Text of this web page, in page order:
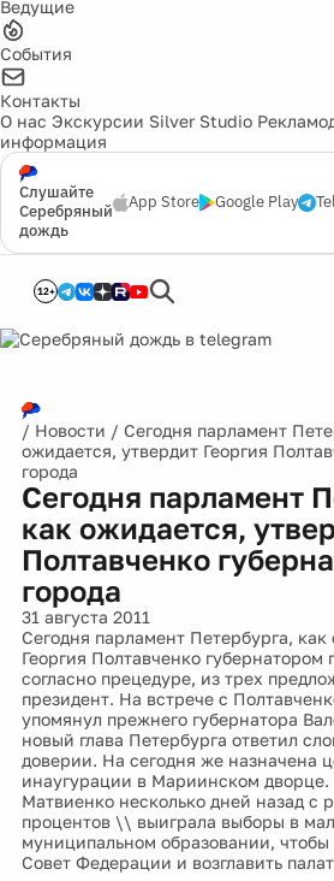
Ведущие
События
Контакты
О нас Экскурсии Silver Studio
информация
Слушайте
Серебряный
дождь
App Store Google Play
12+
/ Новости / Сегодня парламент
ожидается, утвердит Георгия
города
Сегодня парламент
как ожидается,
Полтавченко
города
31 августа 2011
Сегодня парламент Петербурга, как
Георгия Полтавченко губернатором
согласно прецедуре, из трех
президент. На встрече с
упомянул прежнего губернатора
новый глава Петербурга ответил
доверии. На сегодня же назначена
инаугурации в Мариинском дворце.
Матвиенко несколько дней назад с
процентов \\ выиграла выборы в
муниципальном образовании,
Совет Федерации и возглавить